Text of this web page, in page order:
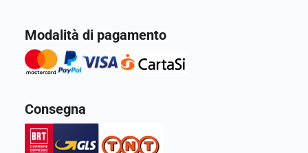
Modalità di pagamento
Consegna